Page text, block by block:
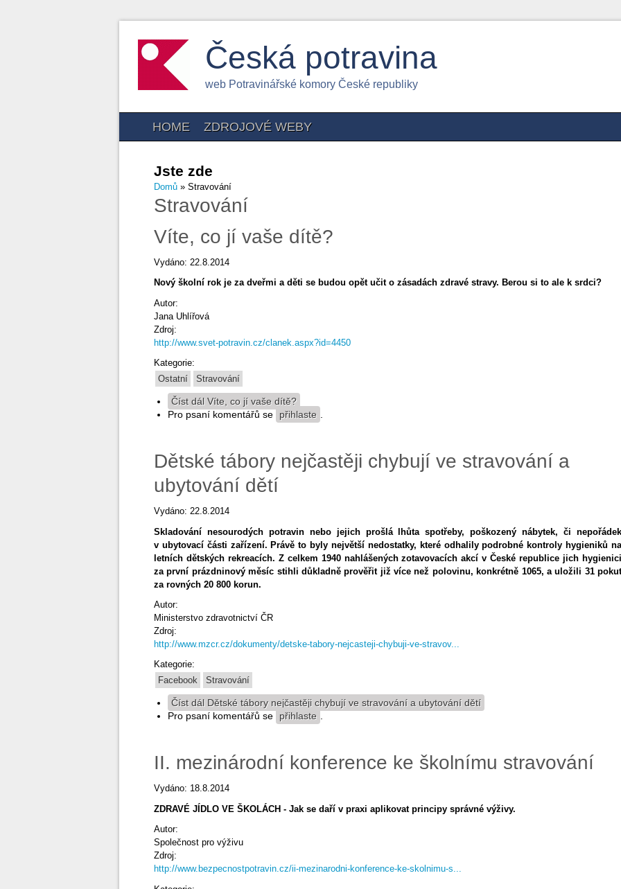
Česká potravina
web Potravinářské komory České republiky
HOME ZDROJOVÉ WEBY
Jste zde
Domů » Stravování
Stravování
Víte, co jí vaše dítě?
Vydáno: 22.8.2014
Nový školní rok je za dveřmi a děti se budou opět učit o zásadách zdravé stravy. Berou si to ale k srdci?
Autor:
Jana Uhlířová
Zdroj:
http://www.svet-potravin.cz/clanek.aspx?id=4450
Kategorie:
Ostatní
Stravování
Číst dál Víte, co jí vaše dítě?
Pro psaní komentářů se
přihlaste
Dětské tábory nejčastěji chybují ve stravování a
ubytování dětí
Vydáno: 22.8.2014
Skladování nesourodých potravin nebo jejich prošlá lhůta spotřeby, poškozený nábytek, či nepořádek
v ubytovací části zařízení. Právě to byly největší nedostatky, které odhalily podrobné kontroly hygieniků na
letních dětských rekreacích. Z celkem 1940 nahlášených zotavovacích akcí v České republice jich hygienici
za první prázdninový měsíc stihli důkladně prověřit již více než polovinu, konkrétně 1065, a uložili 31 pokut
za rovných 20 800 korun.
Autor:
Ministerstvo zdravotnictví ČR
Zdroj:
http://www.mzcr.cz/dokumenty/detske-tabory-nejcasteji-chybuji-ve-stravov...
Kategorie:
Facebook
Stravování
Číst dál Dětské tábory nejčastěji chybují ve stravování a ubytování dětí
Pro psaní komentářů se
přihlaste .
II. mezinárodní konference ke školnímu stravování
Vydáno: 18.8.2014
ZDRAVÉ JÍDLO VE ŠKOLÁCH - Jak se daří v praxi aplikovat principy správné výživy.
Autor:
Společnost pro výživu
Zdroj:
http://www.bezpecnostpotravin.cz/ii-mezinarodni-konference-ke-skolnimu-s...